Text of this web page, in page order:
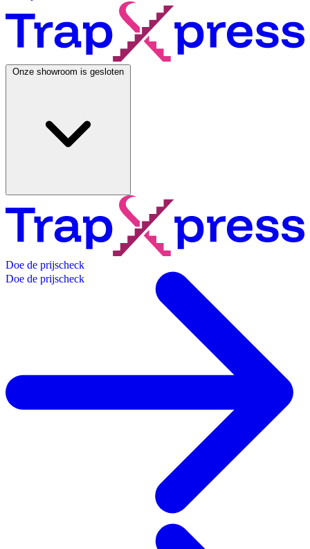
Onze showroom is gesloten
Doe de prijscheck